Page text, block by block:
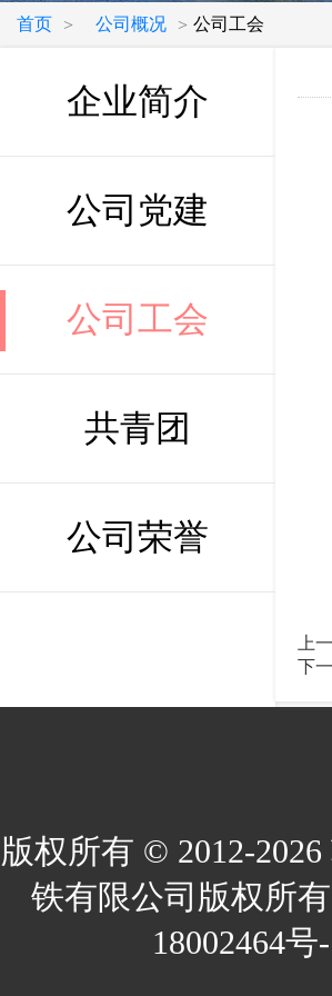
首页 > 公司概况 > 公司工会
企业简介
公司党建
公司工会
共青团
公司荣誉
上
下
版权所有 © 2012-
铁有限公司版权所
18002464号-